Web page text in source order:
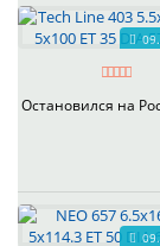
Остановился на